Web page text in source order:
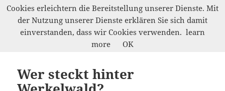
Werkelwald
Wer steckt hinter
Cookies erleichtern die Bereitstellung unserer Dienste. Mit
der Nutzung unserer Dienste erklären Sie sich damit
einverstanden, dass wir Cookies verwenden. learn
more
OK